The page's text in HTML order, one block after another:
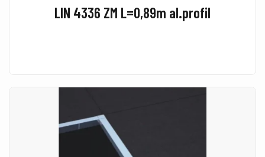
LIN 4336 ZM L=0,89m al.profil